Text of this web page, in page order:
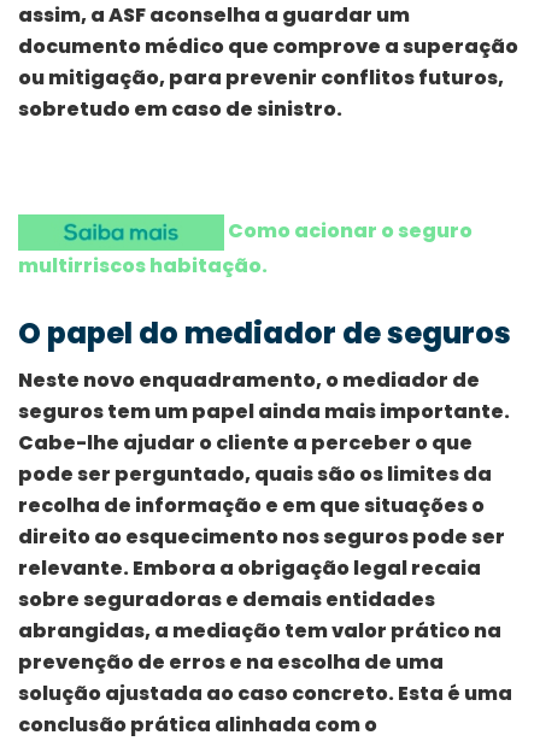
assim, a ASF aconselha a guardar um
documento médico que comprove a superação
ou mitigação, para prevenir conflitos futuros,
sobretudo em caso de sinistro.
Como acionar o seguro
multirriscos habitação.
O papel do mediador de seguros
Neste novo enquadramento, o mediador de
seguros tem um papel ainda mais importante.
Cabe-lhe ajudar o cliente a perceber o que
pode ser perguntado, quais são os limites da
recolha de informação e em que situações o
direito ao esquecimento nos seguros pode ser
relevante. Embora a obrigação legal recaia
sobre seguradoras e demais entidades
abrangidas, a mediação tem valor prático na
prevenção de erros e na escolha de uma
solução ajustada ao caso concreto. Esta é uma
conclusão prática alinhada com o